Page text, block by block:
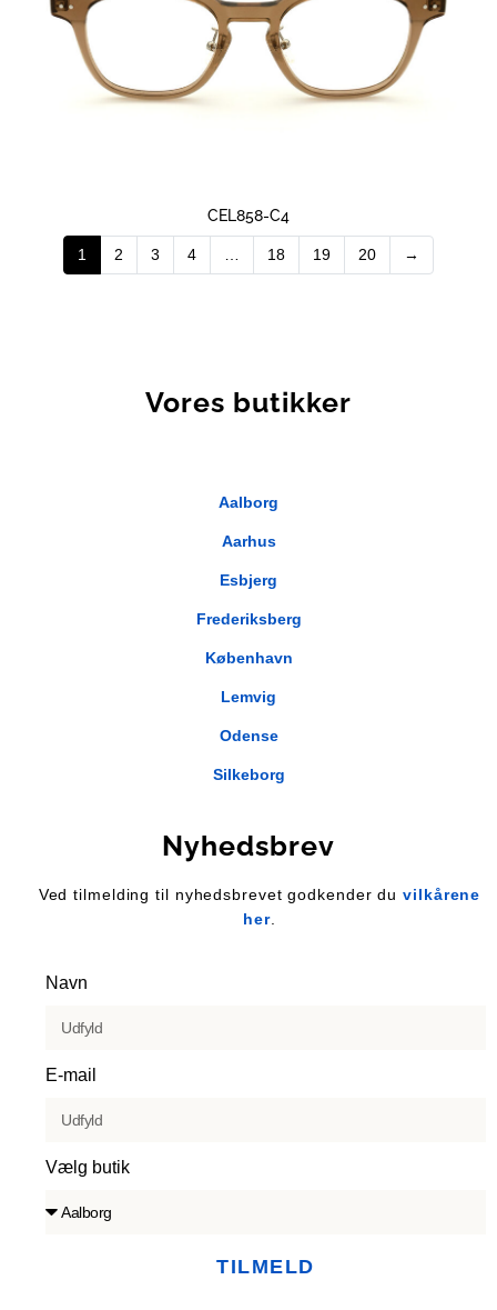
CEL858-C4
1 2 3 4 18 19 20 →
Vores butikker
Aalborg
Aarhus
Esbjerg
Frederiksberg
København
Lemvig
Odense
Silkeborg
Nyhedsbrev
Ved tilmelding til nyhedsbrevet godkender duvilkårene
her.
Navn
E-mail
Vælg butik
TILMELD